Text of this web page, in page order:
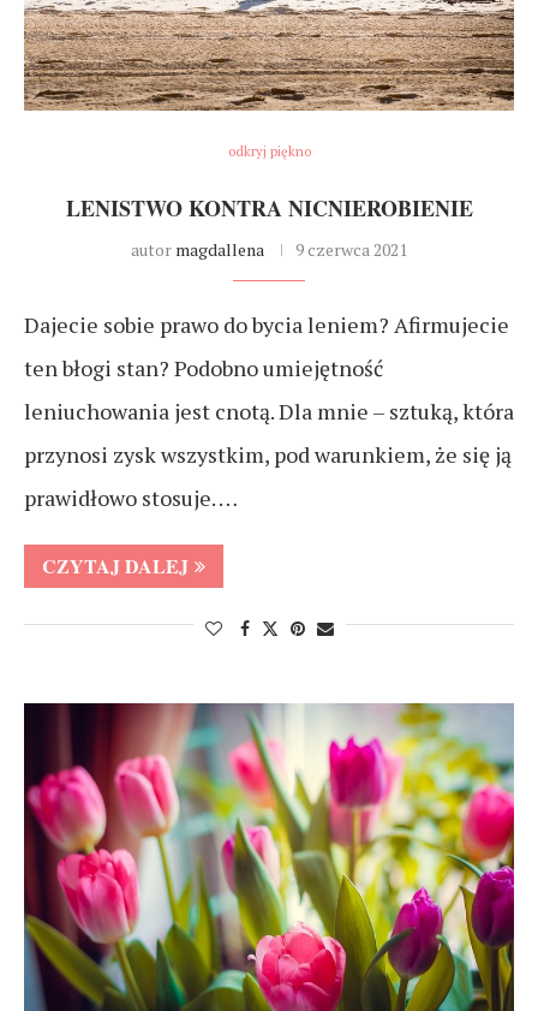
odkryj piękno
LENISTWO KONTRA NICNIEROBIENIE
autor magdallena 9 czerwca 2021
Dajecie sobie prawo do bycia leniem? Afirmujecie
ten błogi stan? Podobno umiejętność
leniuchowania jest cnotą. Dla mnie – sztuką, która
przynosi zysk wszystkim, pod warunkiem, że się ją
prawidłowo stosuje. …
CZYTAJ DALEJ